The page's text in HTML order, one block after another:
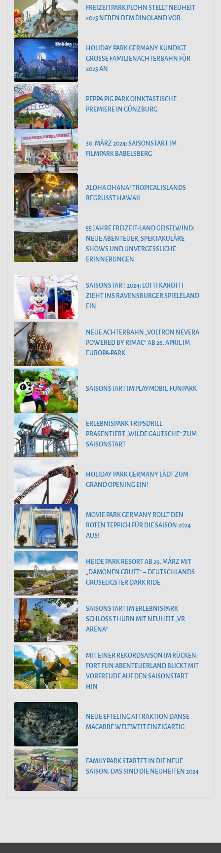
FREIZEITPARK PLOHN STELLT NEUHEIT
2025 NEBEN DEM DINOLAND VOR.
HOLIDAY PARK GERMANY KÜNDIGT
GROSSE FAMILIENACHTERBAHN FÜR 2
025 AN
PEPPA PIG PARK OINKTASTISCHE
PREMIERE IN GÜNZBURG
30. MÄRZ 2024: SAISONSTART IM
FILMPARK BABELSBERG
ALOHA OHANA! TROPICAL ISLANDS
BEGRÜSST HAWAII
55 JAHRE FREIZEIT-LAND GEISELWIND:
NEUE ABENTEUER, SPEKTAKULÄRE
SHOWS UND UNVERGESSLICHE
ERINNERUNGEN
SAISONSTART 2024: LOTTI KAROTTI
ZIEHT INS RAVENSBURGER SPIELELAND
EIN
NEUE ACHTERBAHN „VOLTRON NEVERA
POWERED BY RIMAC“ AB 26. APRIL IM
EUROPA-PARK
SAISONSTART IM PLAYMOBIL-FUNPARK
ERLEBNISPARK TRIPSDRILL
PRÄSENTIERT „WILDE GAUTSCHE“ ZUM
SAISONSTART
HOLIDAY PARK GERMANY LÄDT ZUM
GRAND OPENING EIN!
MOVIE PARK GERMANY ROLLT DEN
ROTEN TEPPICH FÜR DIE SAISON 2024
AUS!
HEIDE PARK RESORT AB 29. MÄRZ MIT
„DÄMONEN GRUFT“ – DEUTSCHLANDS
GRUSELIGSTER DARK RIDE
SAISONSTART IM ERLEBNISPARK
SCHLOSS THURN MIT NEUHEIT „VR
ARENA“
MIT EINER REKORDSAISON IM RÜCKEN:
FORT FUN ABENTEUERLAND BLICKT MIT
VORFREUDE AUF DEN SAISONSTART
HIN
NEUE EFTELING ATTRAKTION DANSE
MACABRE WELTWEIT EINZIGARTIG
FAMILYPARK STARTET IN DIE NEUE
SAISON: DAS SIND DIE NEUHEITEN 2024